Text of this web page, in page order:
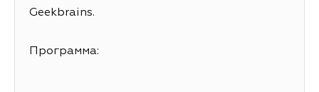
Geekbrains.
Программа: